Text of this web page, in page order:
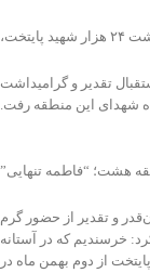
️در آستانه برگزاری اولین کنگره گرامیداشت ۲۴ هزار شهید پایتخت،
تقدیر و گرامیداشت
هشت؛ “فاطمه تنهایی”
و تقدیر از حضور گرم
خرسندیم که در آستانه
یاد وخاطره ۲۴هزار شهید پایتخت از دوم بهمن ماه در